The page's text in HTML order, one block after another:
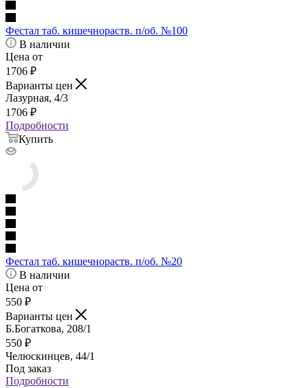
Фестал таб. кишечнораств. п/об. №100
В наличии
Цена от
1706 ₽
Варианты цен
Лазурная, 4/3
1706 ₽
Подробности
Купить
Фестал таб. кишечнораств. п/об. №20
В наличии
Цена от
550 ₽
Варианты цен
Б.Богаткова, 208/1
550 ₽
Челюскинцев, 44/1
Под заказ
Подробности